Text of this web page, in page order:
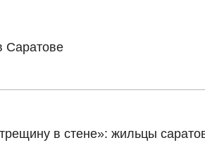
Саратове
в стене»: жильцы